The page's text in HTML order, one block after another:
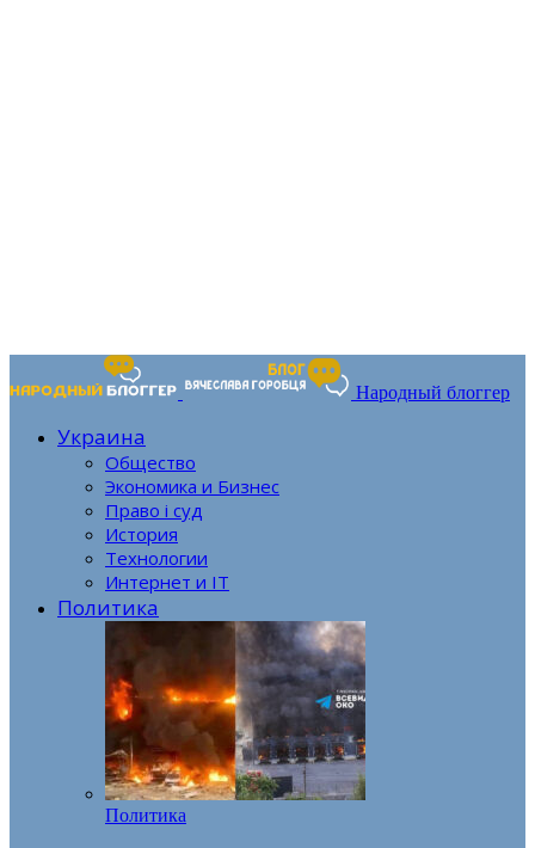
Народный блоггер
Украина
Общество
Экономика и Бизнес
Право і суд
История
Технологии
Интернет и IT
Политика
Политика